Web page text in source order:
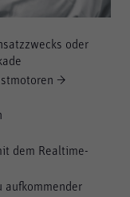
oder
→
dem Realtime-
aufkommender